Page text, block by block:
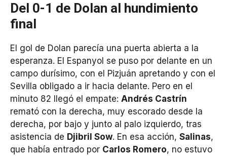
Del 0-1 de Dolan al hundimiento
final
El gol de Dolan parecía una puerta abierta a la
esperanza. El Espanyol se puso por delante en un
campo durísimo, con el Pizjuán apretando y con el
Sevilla obligado a ir hacia delante. Pero en el
minuto 82 llegó el empate: Andrés Castrín
remató con la derecha, muy escorado desde la
derecha, por bajo y junto al palo izquierdo, tras
asistencia de Djibril Sow. En esa acción, Salinas,
que había entrado por Carlos Romero, no estuvo